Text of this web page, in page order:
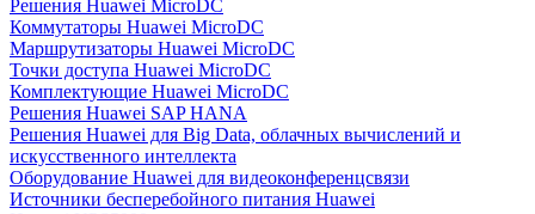
Решения Huawei MicroDC
Коммутаторы Huawei MicroDC
Маршрутизаторы Huawei MicroDC
Точки доступа Huawei MicroDC
Комплектующие Huawei MicroDC
Решения Huawei SAP HANA
Решения Huawei для Big Data, облачных вычислений и
искусственного интеллекта
Оборудование Huawei для видеоконференцсвязи
Источники бесперебойного питания Huawei